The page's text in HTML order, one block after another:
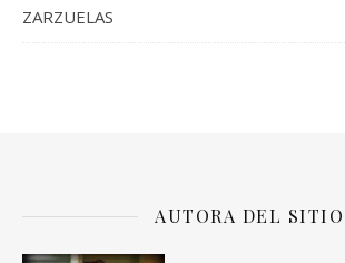
ZARZUELAS
AUTORA DEL SITIO